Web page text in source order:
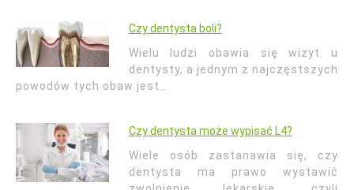
Czy dentysta boli?
Wielu ludzi obawia się wizyt u
dentysty, a jednym z najczęstszych
powodów tych obaw jest…
Czy dentysta może wypisać L4?
Wiele osób zastanawia się, czy
dentysta ma prawo wystawić